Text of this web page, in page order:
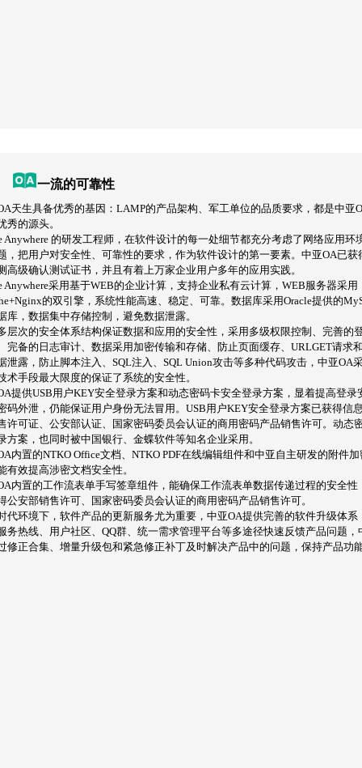
一流的可靠性
天生具备优秀的基因：LAMP的产品架构、军工单位的品质要求，都是中亚
秀的源头。
Anywhere 的研发工程师，在软件设计的每一处细节都充分考虑了网络应用环
，把用户对安全性、可靠性的要求，作为软件设计的第一要素。中亚OA已获
高级确认测试证书，并且有着上万家企业用户多年的应用实践。
Anywhere采用基于WEB的企业计算，支持企业私有云计算，WEB服务器采用
的双引擎，系统性能高速、稳定、可靠。数据库采用Oracle提供的
库，数据集中存储控制，避免数据泄露。
层次的安全体系结构保证数据和应用的安全性，采用多级权限控制、完善的
完备的日志审计、数据采用加密传输和存储、防止页面缓存、URLGET请求
泄露，防止脚本注入、SQL注入、SQL Union攻击等多种代码攻击，中亚OA
术手段最大限度的保证了系统的安全性。
提供USB用户KEY安全登录方案和动态密码卡安全登录方案，显着提高登录
码外泄，仍能保证用户身份无法冒用。USB用户KEY安全登录方案已获得信
许可证、公安部认证、国家密码委员会认证的商用密码产品销售许可。动态
方案，也同时被中国银行、金蝶软件等知名企业采用。
内置的NTKO Office文档、NTKO PDF在线编辑组件和中亚自主研发的附件
有效提高涉密文档安全性。
内置的工作流表单手写签章组件，能确保工作流表单数据传递过程的安全性
公安部销售许可、国家密码委员会认证的商用密码产品销售许可。
代环境下，软件产品的更新服务尤为重要，中亚OA提供完善的软件升级体系
务热线、用户社区、QQ群、统一需求管理平台等多途径快速反馈产品问题，
修正合集、增量升级包和紧急修正补丁及时解决产品中的问题，保持产品功